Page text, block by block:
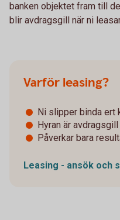
banken objektet fram till
blir avdragsgill när ni
Varför leasing?
Ni slipper binda ert
Hyran är avdragsgill
Påverkar bara
Leasing - ansök och